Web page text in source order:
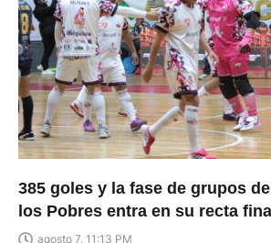
los Pobres entra en su recta final
agosto 7, 11:13 PM
By Ismael Alvarado